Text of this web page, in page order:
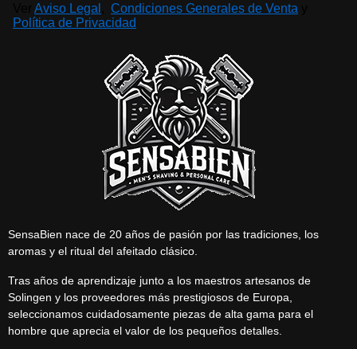
Aviso Legal Condiciones Generales de Venta
Política de Privacidad
SensaBien nace de 20 años de pasión por las tradiciones, los
aromas y el ritual del afeitado clásico.
Tras años de aprendizaje junto a los maestros artesanos de
Solingen y los proveedores más prestigiosos de Europa,
seleccionamos cuidadosamente piezas de alta gama para el
hombre que aprecia el valor de los pequeños detalles.